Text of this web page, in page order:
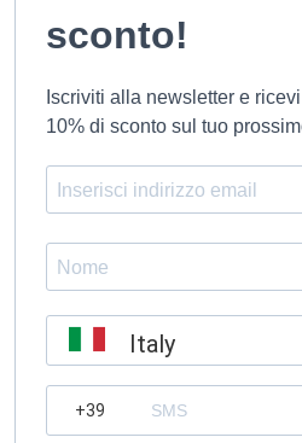
sconto!
Iscriviti alla newsletter e
10% di sconto sul tuo
Italy